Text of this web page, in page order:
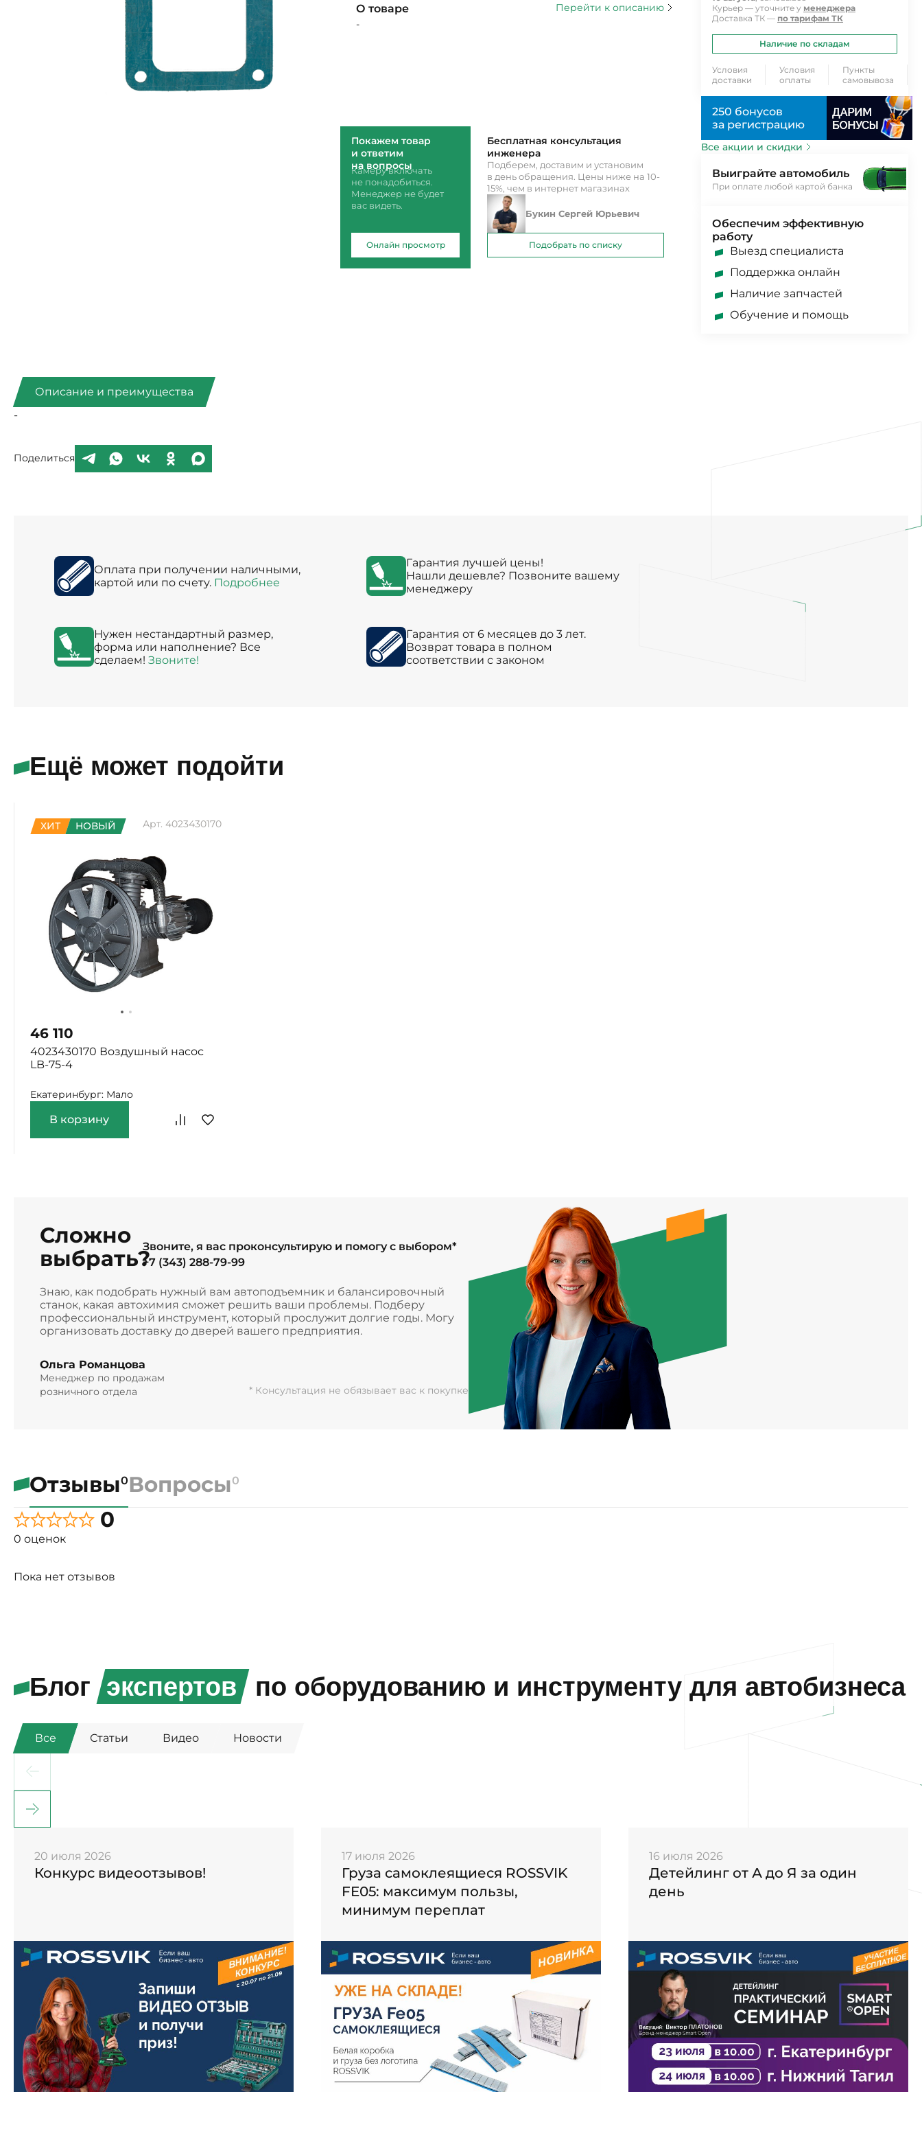
О товаре
Перейти к описанию
-
Покажем товар
и ответим
на вопросы
Камеру включать
не понадобиться.
Менеджер не будет
вас видеть.
Онлайн просмотр
Бесплатная консультация
инженера
Подберем, доставим и установим
в день обращения. Цены ниже на 10-
15%, чем в интернет магазинах
Букин Сергей Юрьевич
Подобрать по списку
Курьер — уточните у менеджера
Доставка ТК — по тарифам ТК
Наличие по складам
Условия
доставки
Условия
оплаты
Пункты
самовывоза
250 бонусов
за регистрацию
Все акции и скидки
Выиграйте автомобиль
При оплате любой картой банка
Обеспечим эффективную
работу
Выезд специалиста
Поддержка онлайн
Наличие запчастей
Обучение и помощь
Описание и преимущества
-
Поделиться
Оплата при получении наличными,
картой или по счету. Подробнее
Гарантия лучшей цены!
Нашли дешевле? Позвоните вашему
менеджеру
Нужен нестандартный размер,
форма или наполнение? Все
сделаем! Звоните!
Гарантия от 6 месяцев до 3 лет.
Возврат товара в полном
соответствии с законом
Ещё может подойти
Арт. 4023430170
ХИТ НОВЫЙ
46 110
4023430170 Воздушный насос
LB-75-4
Екатеринбург: Мало
В корзину
Сложно
выбрать?Звоните, я вас проконсультирую и помогу с выбором*
+7 (343) 288-79-99
Знаю, как подобрать нужный вам автоподъемник и балансировочный
станок, какая автохимия сможет решить ваши проблемы. Подберу
профессиональный инструмент, который прослужит долгие годы. Могу
организовать доставку до дверей вашего предприятия.
Ольга Романцова
Менеджер по продажам
розничного отдела
* Консультация не обязывает вас к покупке
Отзывы0Вопросы0
0
0 оценок
Пока нет отзывов
Блог экспертов по оборудованию и инструменту для автобизнеса
Все Статьи Видео Новости
20 июля 2026
Конкурс видеоотзывов!
17 июля 2026
Груза самоклеящиеся ROSSVIK
FE05: максимум пользы,
минимум переплат
16 июля 2026
Детейлинг от А до Я за один
день